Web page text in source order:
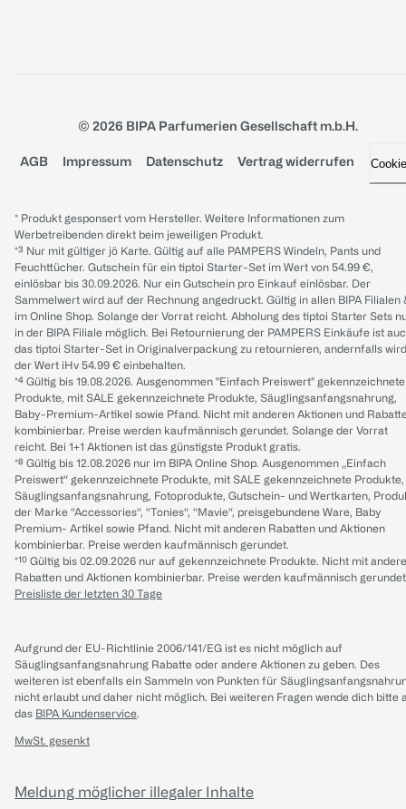
© 2026 BIPA Parfumerien Gesellschaft m.b.H.
AGB Impressum Datenschutz Vertrag widerrufen
* Produkt gesponsert vom Hersteller. Weitere Informationen zum
Werbetreibenden direkt beim jeweiligen Produkt.
*³ Nur mit gültiger jö Karte. Gültig auf alle PAMPERS Windeln, Pants und
Feuchttücher. Gutschein für ein tiptoi Starter-Set im Wert von 54.99 €,
einlösbar bis 30.09.2026. Nur ein Gutschein pro Einkauf einlösbar. Der
Sammelwert wird auf der Rechnung angedruckt. Gültig in allen BIPA Filialen
im Online Shop. Solange der Vorrat reicht. Abholung des tiptoi Starter Sets
in der BIPA Filiale möglich. Bei Retournierung der PAMPERS Einkäufe ist
das tiptoi Starter-Set in Originalverpackung zu retournieren, andernfalls wird
der Wert iHv 54.99 € einbehalten.
*⁴ Gültig bis 19.08.2026. Ausgenommen "Einfach Preiswert" gekennzeichnete
Produkte, mit SALE gekennzeichnete Produkte, Säuglingsanfangsnahrung,
Baby-Premium-Artikel sowie Pfand. Nicht mit anderen Aktionen und
kombinierbar. Preise werden kaufmännisch gerundet. Solange der Vorrat
reicht. Bei 1+1 Aktionen ist das günstigste Produkt gratis.
*⁸ Gültig bis 12.08.2026 nur im BIPA Online Shop. Ausgenommen „Einfach
Preiswert“ gekennzeichnete Produkte, mit SALE gekennzeichnete Produkte,
Säuglingsanfangsnahrung, Fotoprodukte, Gutschein- und Wertkarten,
der Marke “Accessories“, “Tonies“, “Mavie“, preisgebundene Ware, Baby
Premium- Artikel sowie Pfand. Nicht mit anderen Rabatten und Aktionen
kombinierbar. Preise werden kaufmännisch gerundet.
*¹⁰ Gültig bis 02.09.2026 nur auf gekennzeichnete Produkte. Nicht mit
Rabatten und Aktionen kombinierbar. Preise werden kaufmännisch
Preisliste der letzten 30 Tage
Aufgrund der EU-Richtlinie 2006/141/EG ist es nicht möglich auf
Säuglingsanfangsnahrung Rabatte oder andere Aktionen zu geben. Des
weiteren ist ebenfalls ein Sammeln von Punkten für
nicht erlaubt und daher nicht möglich. Bei weiteren Fragen wende dich bitte
das BIPA Kundenservice.
MwSt. gesenkt
Meldung möglicher illegaler Inhalte